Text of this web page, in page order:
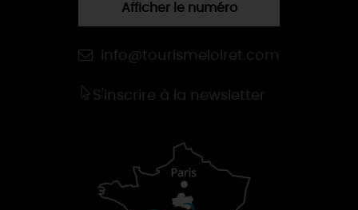
Afficher le numéro
info@tourismeloiret.com
S'inscrire à la newsletter